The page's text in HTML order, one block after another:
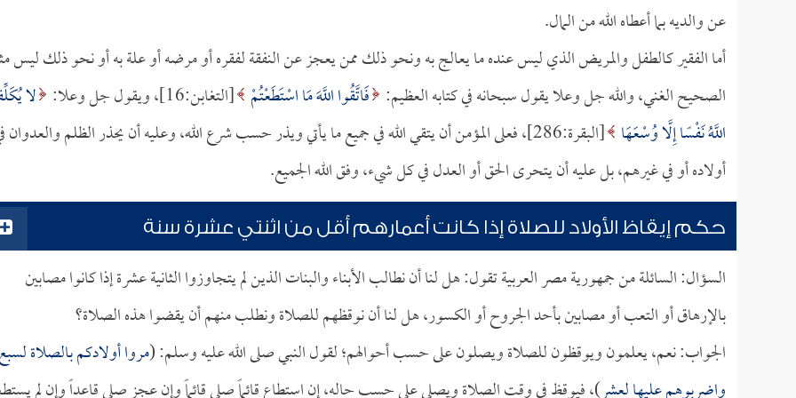
عن والديه بما أعطاه الله من المال.
أما الفقير كالطفل والمريض الذي ليس عنده ما يعالج به ونحو ذلك ممن يعجز عن النفقة لفقره أو مرضه أو علة به أو نحو ذلك ليس
الصحيح الغني، والله جل وعلا يقول سبحانه في كتابه العظيم: فَاتَّقُوا اللَّهَ مَا اسْتَطَعْتُمْ [التغابن:16]، ويقول جل وعلا:
لا
اللَّهُ نَفْسًا إِلَّا وُسْعَهَا
[البقرة:286]، فعلى المؤمن أن يتقي الله في جميع ما يأتي ويذر حسب شرع الله، وعليه أن يحذر الظلم والعدوان
أولاده أو في غيرهم، بل عليه أن يتحرى الحق أو العدل في كل شيء، وفق الله الجميع.
حكم إيقاظ الأولاد للصلاة إذا كانت أعمارهم أقل من اثنتي عشرة سنة
السؤال: السائلة من جمهورية مصر العربية تقول: هل لنا أن نطالب الأبناء والبنات الذين لم يتجاوزوا الثانية عشرة إذا كانوا مصابين
بالإرهاق أو التعب أو مصابين بأحد الجروح أو الكسور، هل لنا أن نوقظهم للصلاة ونطلب منهم أن يقضوا هذه الصلاة؟
الجواب: نعم، يعلمون ويوقظون للصلاة ويصلون على حسب أحوالهم؛ لقول النبي صلى الله عليه وسلم: (مروا أولادكم بالصلاة لسبع